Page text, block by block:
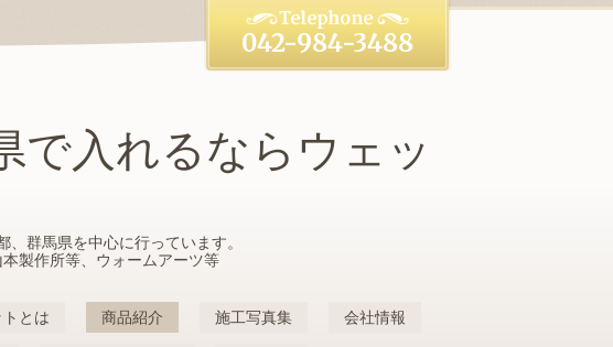
で入れるならウェッ
群馬県を中心に行っています。
製作所等、ウォームアーツ等
042-984-3488
とは 商品紹介 施工写真集 会社情報